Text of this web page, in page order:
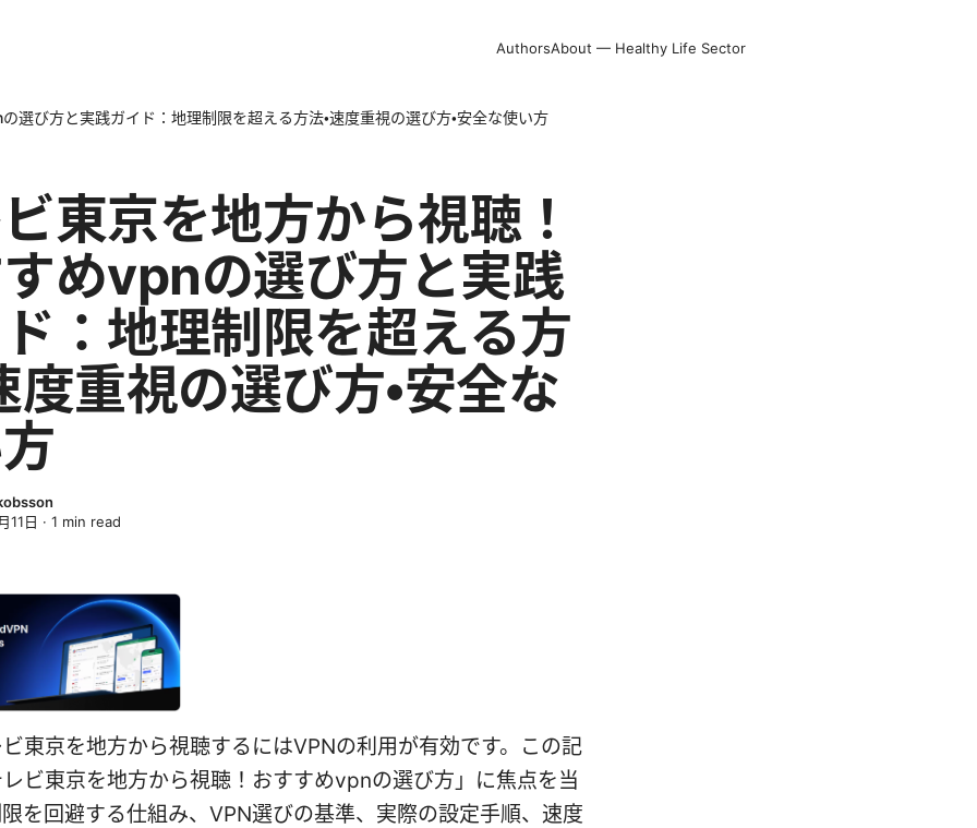
AuthorsAbout — Healthy Life Sector
び方と実践ガイド：地理制限を超える方法・速度重視の選び方・安全な使い方
東京を地方から視聴！
めvpnの選び方と実践
：地理制限を超える方
度重視の選び方・安全な
11日 · 1 min read
東京を地方から視聴するにはVPNの利用が有効です。この記
ビ東京を地方から視聴！おすすめvpnの選び方」に焦点を当
を回避する仕組み、VPN選びの基準、実際の設定手順、速度